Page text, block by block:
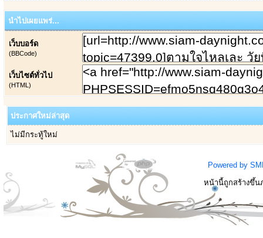
นำไปเผยแพร่...
เว็บบอร์ด
(BBCode)
เว็บไซต์ทั่วไป
(HTML)
ประกาศใหม่ล่าสุด
ไม่มีกระทู้ใหม่
Powered by
หน้านี้ถูกสร้างขึ้น